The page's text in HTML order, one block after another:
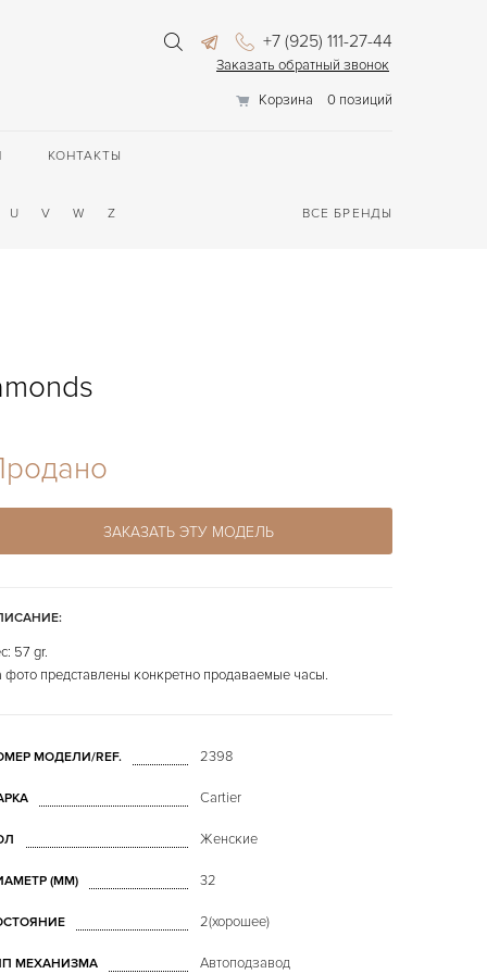
+7 (925) 111-27-44
Заказать обратный звонок
Корзина
0 позиций
КОНТАКТЫ
U V W Z ВСЕ БРЕНДЫ
ЗАКАЗАТЬ ЭТУ МОДЕЛЬ
57 gr.
фото представлены конкретно продаваемые часы.
МОДЕЛИ/REF. 2398
Cartier
Женские
(MM) 32
2(хорошее)
МЕХАНИЗМА Автоподзавод